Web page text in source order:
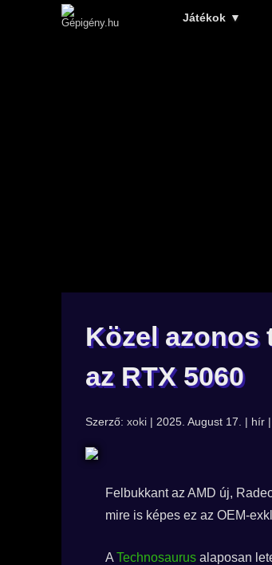
Játékok ▼
Közel azonos
az RTX 5060
Szerző: xoki | 2025. August 17. | hír |
Felbukkant az AMD új,
mire is képes ez az OEM-
A Technosaurus alaposan